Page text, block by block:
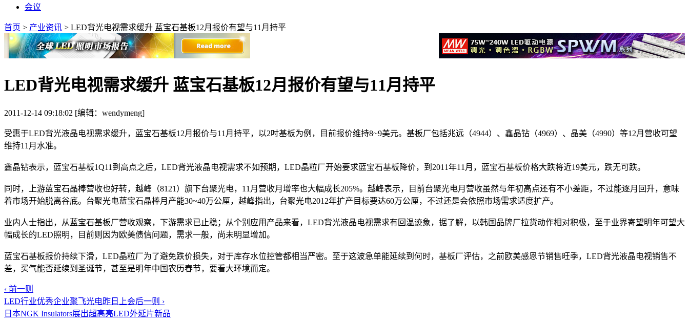
会议
首页 > 产业资讯 > LED背光电视需求缓升 蓝宝石基板12月报价有望与11月持平
LED背光电视需求缓升 蓝宝石基板12月报价有望与11月持平
2011-12-14 09:18:02 [编辑：wendymeng]
受惠于LED背光液晶电视需求缓升，蓝宝石基板12月报价与11月持平，以2吋基板为例，目前报价维持8~9美元。基板厂包括兆远（4944）、鑫晶钻（4969）、晶美（4990）等12月营收可望
维持11月水准。
鑫晶钻表示，蓝宝石基板1Q11到高点之后，LED背光液晶电视需求不如预期，LED晶粒厂开始要求蓝宝石基板降价，到2011年11月，蓝宝石基板价格大跌将近19美元，跌无可跌。
同时，上游蓝宝石晶棒营收也好转，越峰（8121）旗下台聚光电，11月营收月增率也大幅成长205%。越峰表示，目前台聚光电月营收虽然与年初高点还有不小差距，不过能逐月回升，意味
着市场开始脱离谷底。台聚光电蓝宝石晶棒月产能30~40万公厘，越峰指出，台聚光电2012年扩产目标要达60万公厘，不过还是会依照市场需求适度扩产。
业内人士指出，从蓝宝石基板厂营收观察，下游需求已止稳；从个别应用产品来看，LED背光液晶电视需求有回温迹象，据了解，以韩国品牌厂拉货动作相对积极，至于业界寄望明年可望大
幅成长的LED照明，目前则因为欧美债信问题，需求一般，尚未明显增加。
蓝宝石基板报价持续下滑，LED晶粒厂为了避免跌价损失，对于库存水位控管都相当严密。至于这波急单能延续到何时，基板厂评估，之前欧美感恩节销售旺季，LED背光液晶电视销售不
差，买气能否延续到圣诞节，甚至是明年中国农历春节，要看大环境而定。
‹ 前一则
LED行业优秀企业聚飞光电昨日上会后一则 ›
日本NGK Insulators展出超高亮LED外延片新品